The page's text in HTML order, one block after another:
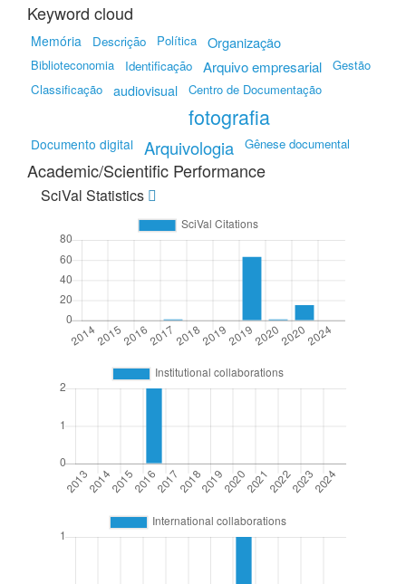
Keyword cloud
Memória Descrição Política Organização
Biblioteconomia Identificação Arquivo empresarial
Gestão
Classificação
audiovisual Centro de Documentação
fotografia
Documento digital Arquivologia Gênese documental
Academic/Scientific Performance
SciVal Statistics